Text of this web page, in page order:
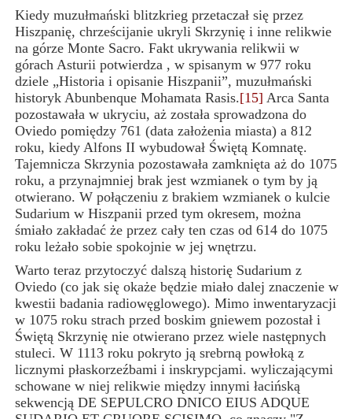
Kiedy muzułmański blitzkrieg przetaczał się przez
Hiszpanię, chrześcijanie ukryli Skrzynię i inne relikwie
na górze Monte Sacro. Fakt ukrywania relikwii w
górach Asturii potwierdza , w spisanym w 977 roku
dziele „Historia i opisanie Hiszpanii”, muzułmański
historyk Abunbenque Mohamata Rasis.[15] Arca Santa
pozostawała w ukryciu, aż została sprowadzona do
Oviedo pomiędzy 761 (data założenia miasta) a 812
roku, kiedy Alfons II wybudował Świętą Komnatę.
Tajemnicza Skrzynia pozostawała zamknięta aż do 1075
roku, a przynajmniej brak jest wzmianek o tym by ją
otwierano. W połączeniu z brakiem wzmianek o kulcie
Sudarium w Hiszpanii przed tym okresem, można
śmiało zakładać że przez cały ten czas od 614 do 1075
roku leżało sobie spokojnie w jej wnętrzu.
Warto teraz przytoczyć dalszą historię Sudarium z
Oviedo (co jak się okaże będzie miało dalej znaczenie w
kwestii badania radiowęglowego). Mimo inwentaryzacji
w 1075 roku strach przed boskim gniewem pozostał i
Świętą Skrzynię nie otwierano przez wiele następnych
stuleci. W 1113 roku pokryto ją srebrną powłoką z
licznymi płaskorzeźbami i inskrypcjami. wyliczającymi
schowane w niej relikwie między innymi łacińską
sekwencją DE SEPULCRO DNICO EIUS ADQUE